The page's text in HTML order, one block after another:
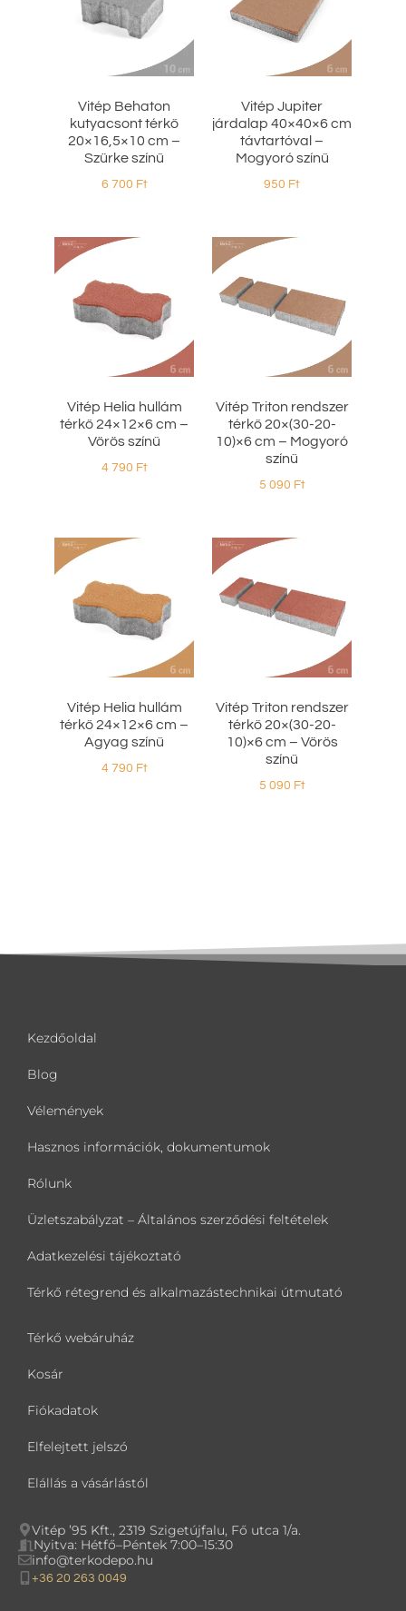
Vitép Behaton
kutyacsont térkő
20×16,5×10 cm –
Szürke színű
6 700 Ft
Vitép Jupiter
járdalap 40×40×6 cm
távtartóval –
Mogyoró színű
950 Ft
Vitép Helia hullám
térkő 24×12×6 cm –
Vörös színű
4 790 Ft
Vitép Triton rendszer
térkő 20×(30-20-
10)×6 cm – Mogyoró
színű
5 090 Ft
Vitép Helia hullám
térkő 24×12×6 cm –
Agyag színű
4 790 Ft
Vitép Triton rendszer
térkő 20×(30-20-
10)×6 cm – Vörös
színű
5 090 Ft
Kezdőoldal
Blog
Vélemények
Hasznos információk, dokumentumok
Rólunk
Üzletszabályzat – Általános szerződési feltételek
Adatkezelési tájékoztató
Térkő rétegrend és alkalmazástechnikai útmutató
Térkő webáruház
Kosár
Fiókadatok
Elfelejtett jelszó
Elállás a vásárlástól
Vitép ’95 Kft., 2319 Szigetújfalu, Fő utca 1/a.
Nyitva: Hétfő–Péntek 7:00–15:30
info@terkodepo.hu
+36 20 263 0049